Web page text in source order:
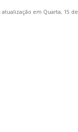
atualização em Quarta, 15 de